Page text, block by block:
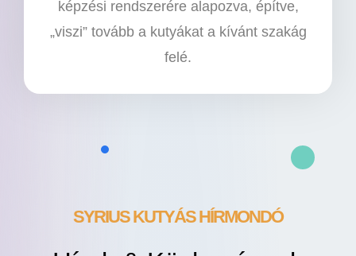
képzési rendszerére alapozva, építve,
„viszi” tovább a kutyákat a kívánt szakág
felé.
SYRIUS KUTYÁS HÍRMONDÓ